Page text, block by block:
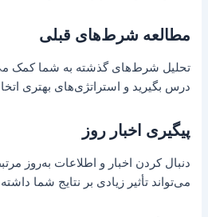
مطالعه شرط‌های قبلی
تحلیل شرط‌های گذشته به شما کمک
درس بگیرید و استراتژی‌های بهتری
پیگیری اخبار روز
دنبال کردن اخبار و اطلاعات به‌روز
می‌تواند تأثیر زیادی بر نتایج شما